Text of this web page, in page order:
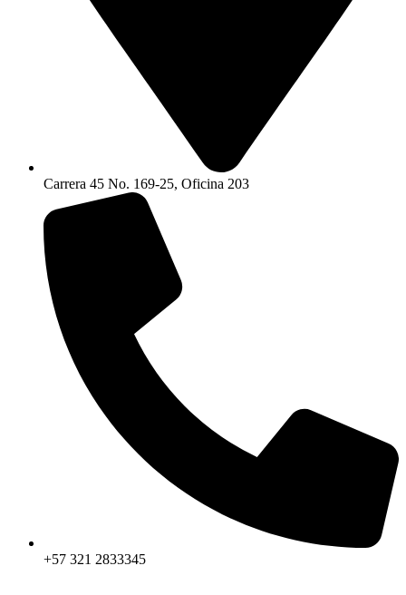
Carrera 45 No. 169-25, Oficina 203
+57 321 2833345